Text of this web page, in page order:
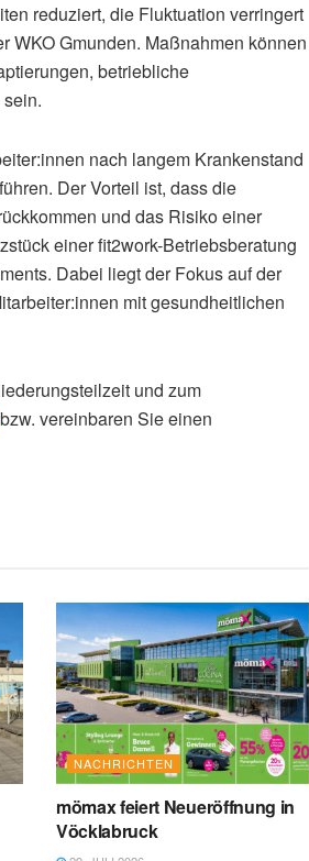
reduziert, die Fluktuation verringert
WKO Gmunden. Maßnahmen können
betriebliche
nach langem Krankenstand
Der Vorteil ist, dass die
und das Risiko einer
einer fit2work-Betriebsberatung
Dabei liegt der Fokus auf der
mit gesundheitlichen
und zum
bzw. vereinbaren Sie einen
NACHRICHTEN
mömax feiert Neueröffnung in
Vöcklabruck